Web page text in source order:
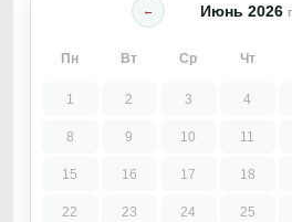
← Июнь 2026
Пн Вт Ср Чт
1 2 3 4
8 9 10 11
15 16 17 18
22 23 24 25